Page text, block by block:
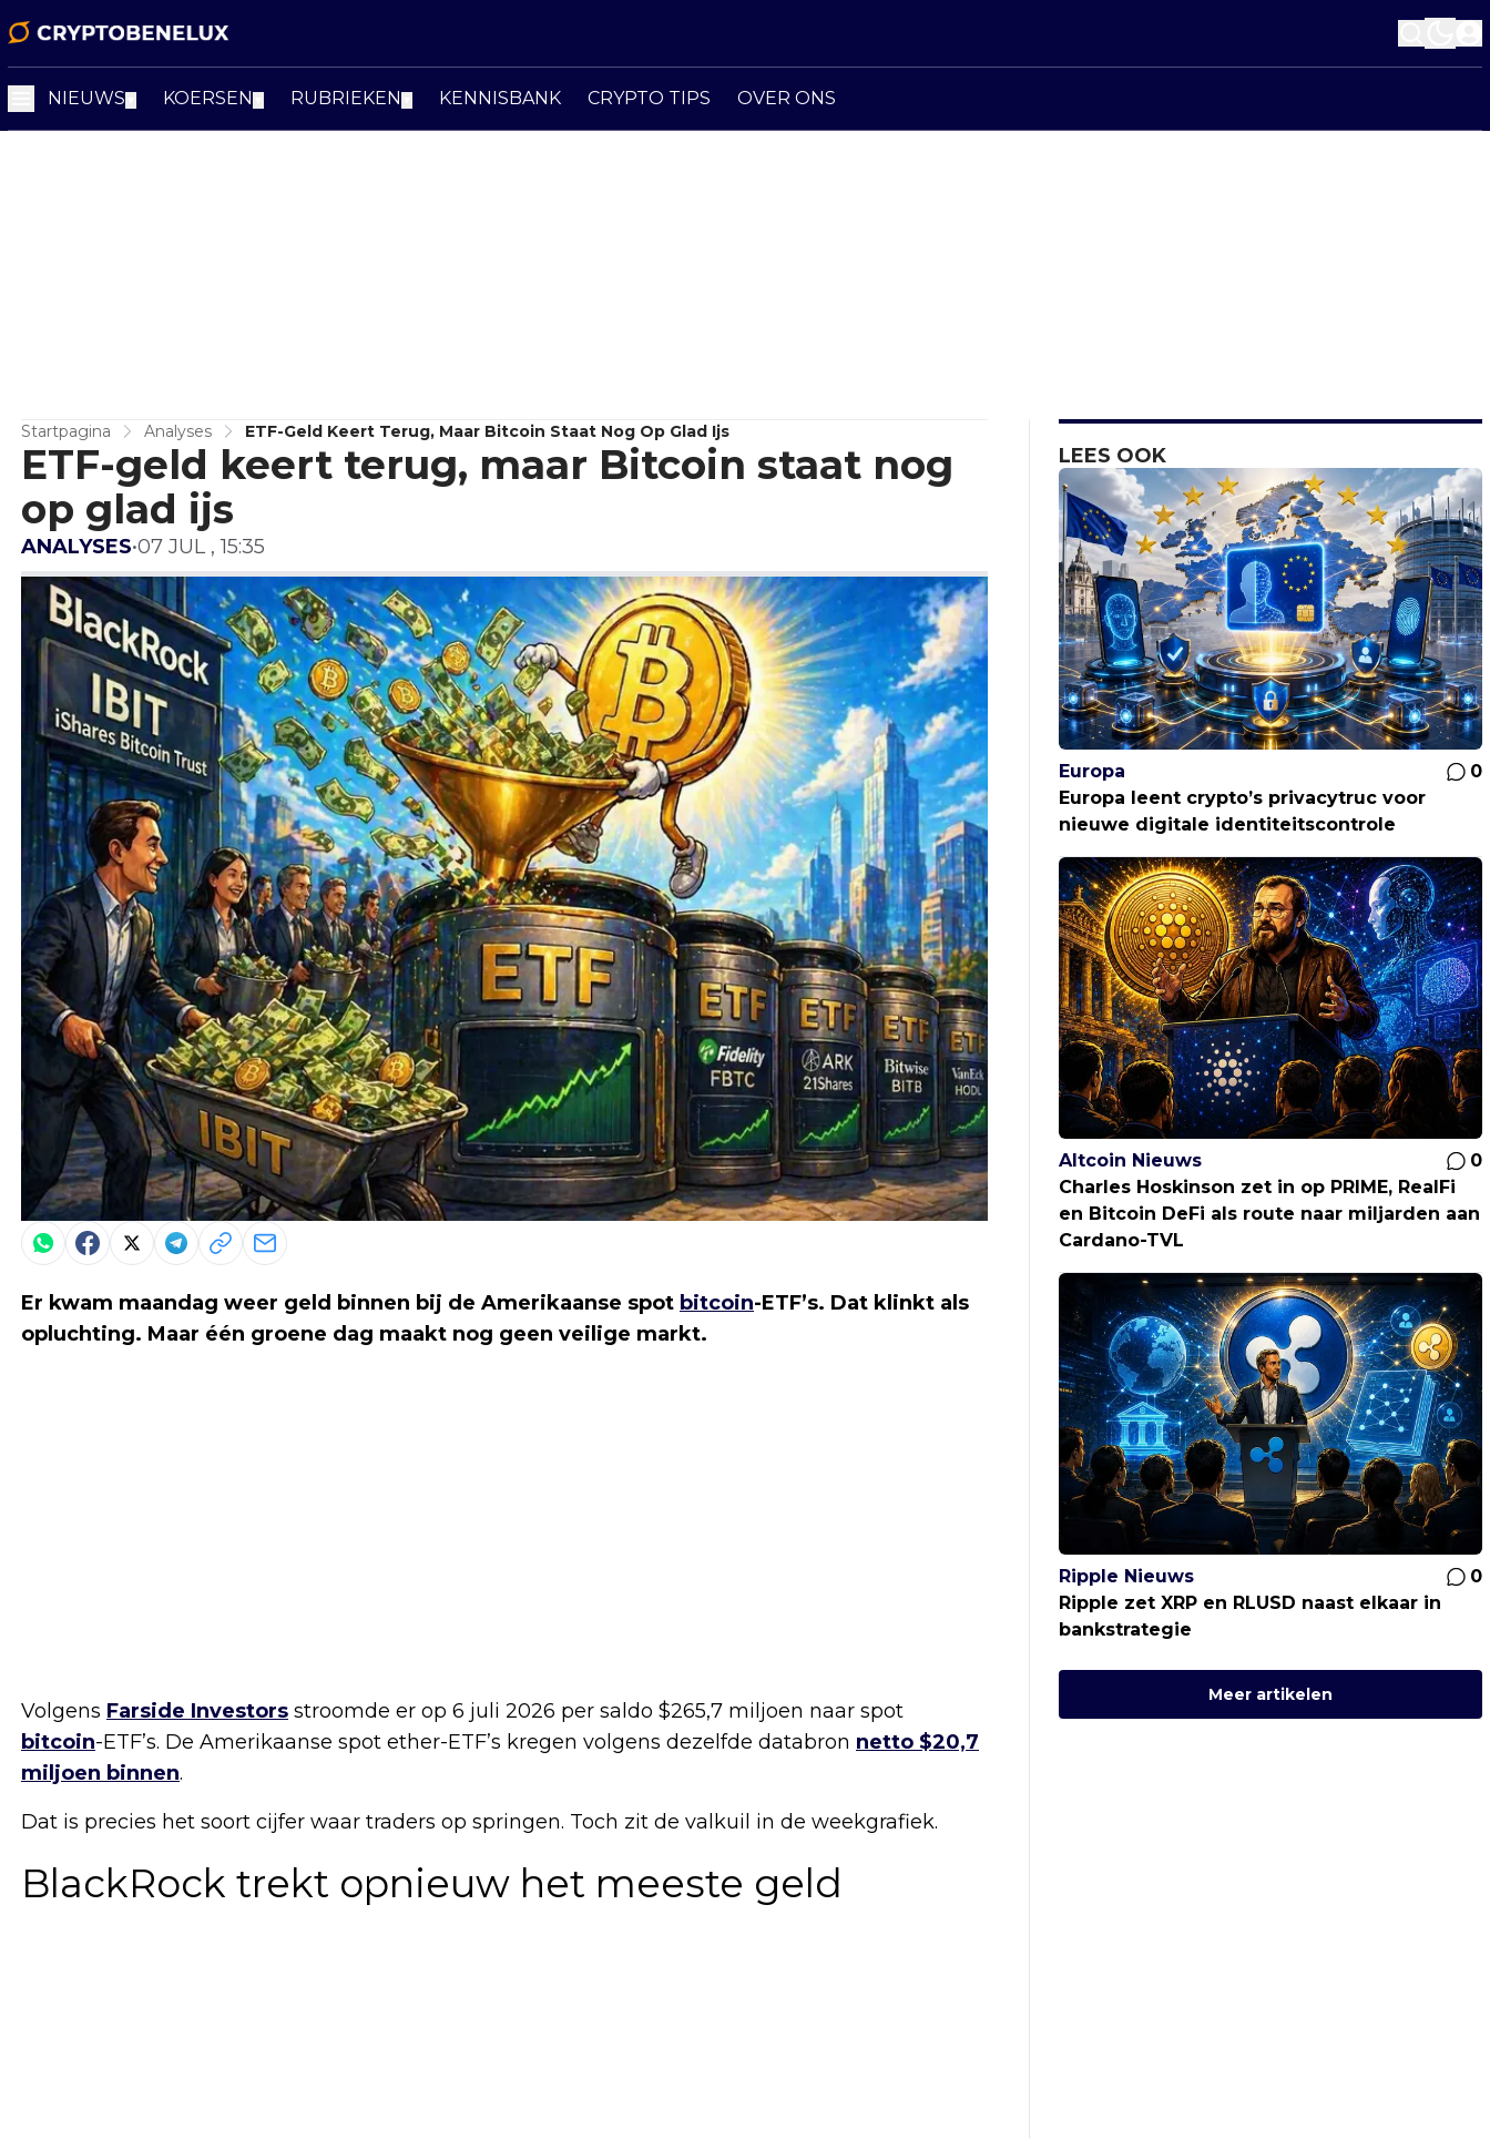
NIEUWS KOERSEN RUBRIEKEN KENNISBANK CRYPTO TIPS OVER ONS
Startpagina Analyses ETF-Geld Keert Terug, Maar Bitcoin Staat Nog Op Glad Ijs
ETF-geld keert terug, maar Bitcoin staat nog
op glad ijs
ANALYSES•07 JUL , 15:35
Er kwam maandag weer geld binnen bij de Amerikaanse spot bitcoin-ETF’s. Dat klinkt als
opluchting. Maar één groene dag maakt nog geen veilige markt.
Volgens Farside Investors stroomde er op 6 juli 2026 per saldo $265,7 miljoen naar spot
bitcoin-ETF’s. De Amerikaanse spot ether-ETF’s kregen volgens dezelfde databron netto $20,7
miljoen binnen.
Dat is precies het soort cijfer waar traders op springen. Toch zit de valkuil in de weekgrafiek.
BlackRock trekt opnieuw het meeste geld
LEES OOK
Europa
0
Europa leent crypto’s privacytruc voor
nieuwe digitale identiteitscontrole
Altcoin Nieuws
0
Charles Hoskinson zet in op PRIME, RealFi
en Bitcoin DeFi als route naar miljarden aan
Cardano-TVL
Ripple Nieuws
0
Ripple zet XRP en RLUSD naast elkaar in
bankstrategie
Meer artikelen